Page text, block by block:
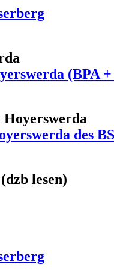
(BPA
Hoyerswerda
des
lesen)